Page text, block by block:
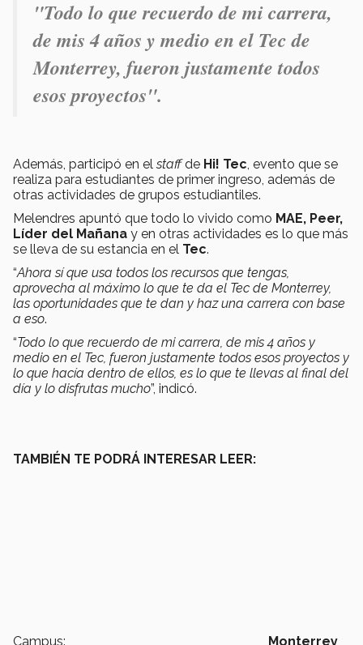
"Todo lo que recuerdo de mi carrera,
de mis 4 años y medio en el Tec de
Monterrey, fueron justamente todos
esos proyectos".
Además, participó en elstaffde Hi! Tec, evento que se
realiza para estudiantes de primer ingreso, además de
otras actividades de grupos estudiantiles.
Melendres apuntó que todo lo vivido como MAE, Peer,
Líder del Mañana y en otras actividades es lo que más
se lleva de su estancia en el Tec.
“Ahora sí que usa todos los recursos que tengas,
aprovecha al máximo lo que te da el Tec de Monterrey,
las oportunidades que te dan y haz una carrera con base
a eso.
“Todo lo que recuerdo de mi carrera, de mis 4 años y
medio en el Tec, fueron justamente todos esos proyectos y
lo que hacía dentro de ellos, es lo que te llevas al final del
día y lo disfrutas mucho”, indicó.
TAMBIÉN TE PODRÁ INTERESAR LEER:
Campus: Monterrey